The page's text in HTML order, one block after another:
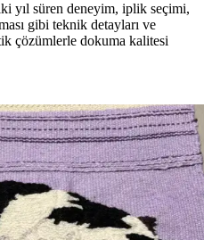
yıl süren deneyim, iplik seçimi,
gibi teknik detayları ve
çözümlerle dokuma kalitesi